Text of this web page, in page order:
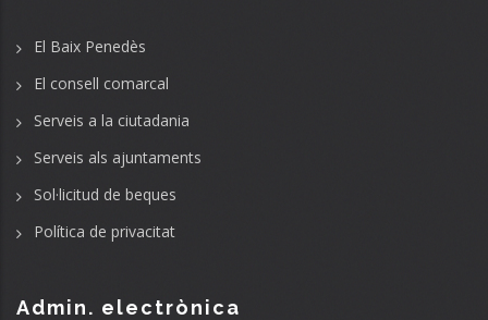
El Baix Penedès
El consell comarcal
Serveis a la ciutadania
Serveis als ajuntaments
Sol·licitud de beques
Política de privacitat
Admin. electrònica